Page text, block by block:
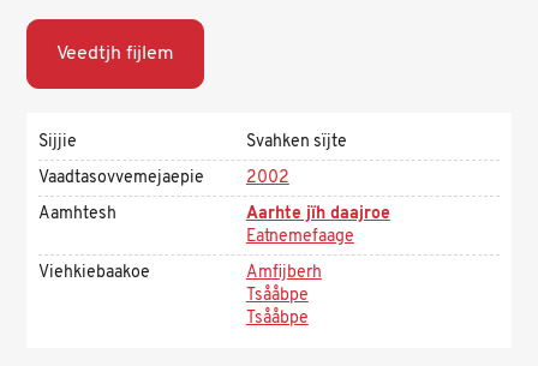
Veedtjh fijlem
Sijjie
Svahken sïjte
Vaadtasovvemejaepie
2002
Aamhtesh
Aarhte jïh daajroe
Eatnemefaage
Viehkiebaakoe
Amfijberh
Tsååbpe
Tsååbpe